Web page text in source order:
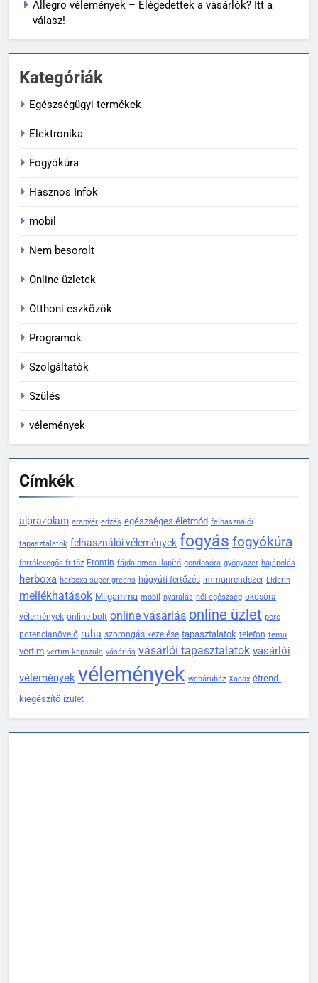
Allegro vélemények – Elégedettek a vásárlók? Itt a
válasz!
Kategóriák
Egészségügyi termékek
Elektronika
Fogyókúra
Hasznos Infók
mobil
Nem besorolt
Online üzletek
Otthoni eszközök
Programok
Szolgáltatók
Szülés
vélemények
Címkék
alprazolam aranyér edzés egészséges életmód felhasználói
tapasztalatok felhasználói vélemények fogyás fogyókúra
forrólevegős fritőz Frontin fájdalomcsillapító gondosóra gyógyszer hajápolás
herboxa herboxa super greens húgyúti fertőzés immunrendszer Liderin
mellékhatások Milgamma mobil nyaralás női egészség okosóra
vélemények online bolt online vásárlás online üzlet porc
potencianövelő ruha szorongás kezelése tapasztalatok telefon temu
vertim vertim kapszula vásárlás vásárlói tapasztalatok vásárlói
vélemények vélemények webáruház Xanax étrend-
kiegészítő ízület